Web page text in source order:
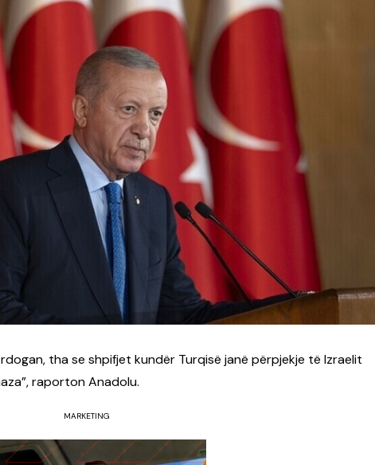
INTERVISTA EMISION
PIKËPAMJE
RECETA E DITES
tha se shpifjet kundër Turqisë janë përpjekje të Izraelit
raporton Anadolu.
MARKETING